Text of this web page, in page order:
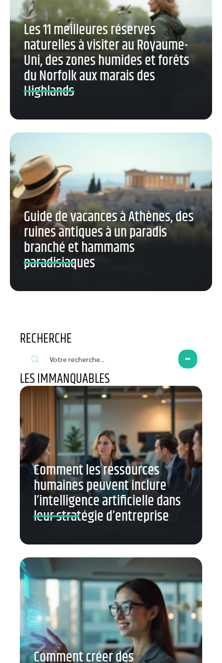
Les 11 meilleures réserves
naturelles à visiter au Royaume-
Uni, des zones humides et forêts
du Norfolk aux marais des
Highlands
Guide de vacances à Athènes, des
ruines antiques à un paradis
branché et hammams
paradisiaques
RECHERCHE
LES IMMANQUABLES
Comment les ressources
humaines peuvent inclure
l’intelligence artificielle dans
leur stratégie d’entreprise
Comment créer des